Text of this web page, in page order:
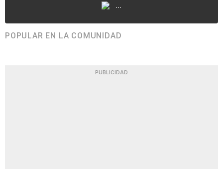
...
POPULAR EN LA COMUNIDAD
PUBLICIDAD